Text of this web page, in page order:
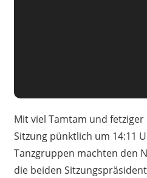
Mit viel Tamtam und
Sitzung pünktlich um 14:11
Tanzgruppen machten den
die beiden